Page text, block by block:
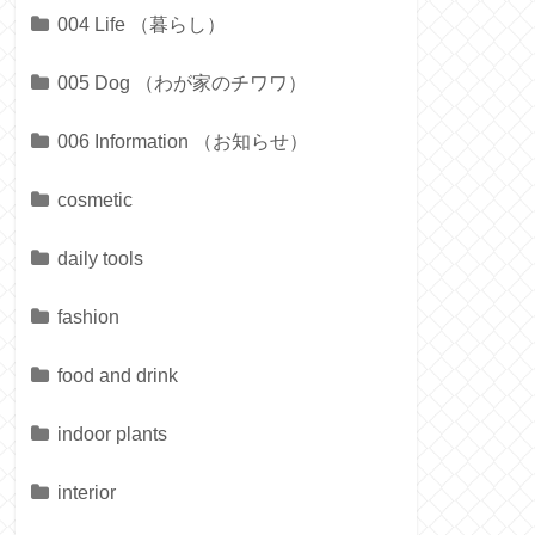
004 Life （暮らし）
005 Dog （わが家のチワワ）
006 Information （お知らせ）
cosmetic
daily tools
fashion
food and drink
indoor plants
interior